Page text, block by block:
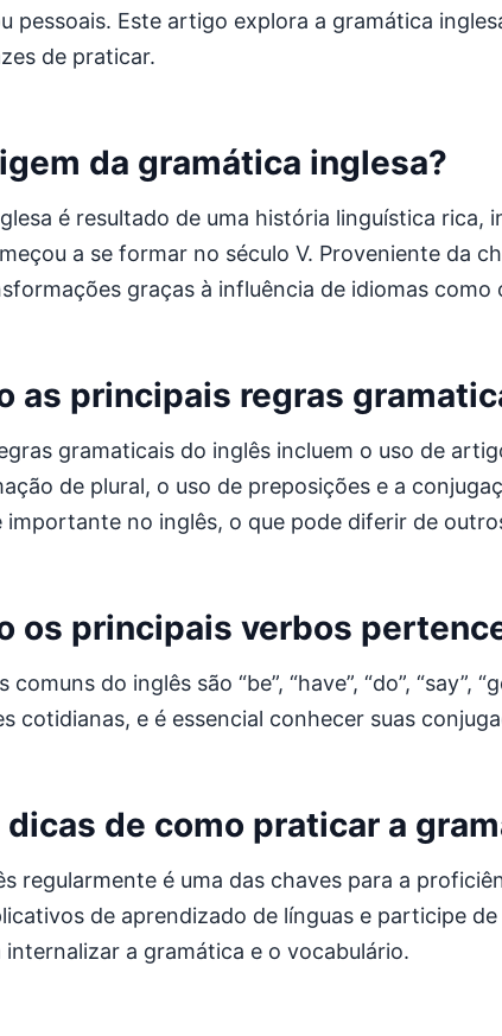
pessoais. Este artigo explora a gramática
de praticar.
da gramática inglesa?
é resultado de uma história linguística
a se formar no século V. Proveniente da
graças à influência de idiomas
as principais regras
gramaticais do inglês incluem o uso de
de plural, o uso de preposições e a
importante no inglês, o que pode diferir de
os principais verbos
do inglês são “be”, “have”, “do”, “say”,
cotidianas, e é essencial conhecer suas
de como praticar a
regularmente é uma das chaves para a
de aprendizado de línguas e participe
internalizar a gramática e o vocabulário.